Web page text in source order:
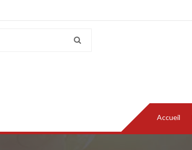
Accueil